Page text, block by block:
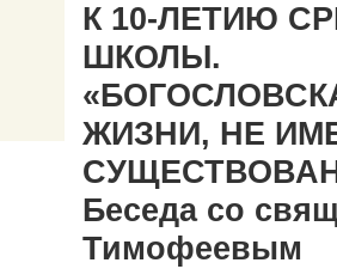
К 10-ЛЕТИЮ
ШКОЛЫ.
ЖИЗНИ, НЕ
Беседа со
Тимофеевым